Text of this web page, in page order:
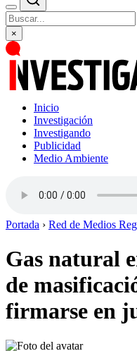
×
Inicio
Investigación
Investigando
Publicidad
Medio Ambiente
Portada › Red de Medios
Gas natural
de
firmarse en